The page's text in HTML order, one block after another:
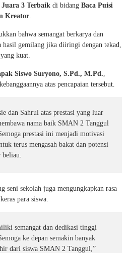
Juara 3 Terbaik di bidang Baca Puisi
Kreator.
bahwa semangat berkarya dan
hasil gemilang jika diiringi dengan tekad,
kuat.
Siswo Suryono, S.Pd., M.Pd.,
atas pencapaian tersebut.
dan Sahrul atas prestasi yang luar
nama baik SMAN 2 Tanggul
prestasi ini menjadi motivasi
terus mengasah bakat dan potensi
seni sekolah juga mengungkapkan rasa
para siswa.
semangat dan dedikasi tinggi
ke depan semakin banyak
dari siswa SMAN 2 Tanggul,”